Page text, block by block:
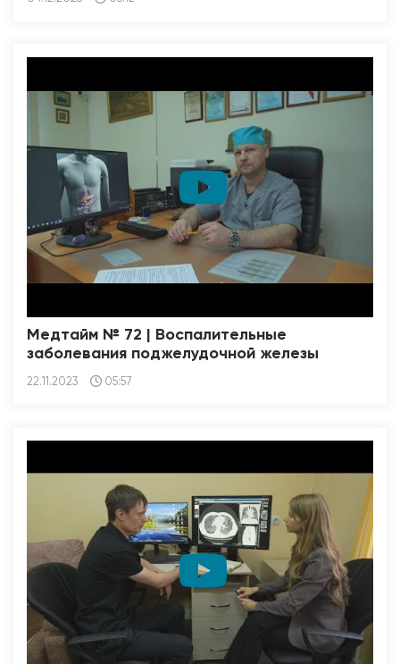
Медтайм № 72 | Воспалительные
заболевания поджелудочной железы
22.11.2023 05:57